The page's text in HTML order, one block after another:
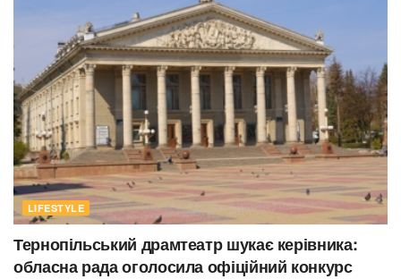
LIFESTYLE
Тернопільський драмтеатр шукає керівника:
обласна рада оголосила офіційний конкурс